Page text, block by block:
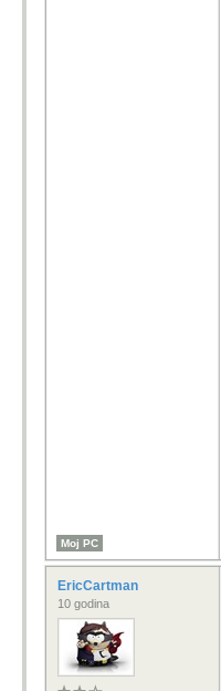
Moj PC
EricCartman
10 godina